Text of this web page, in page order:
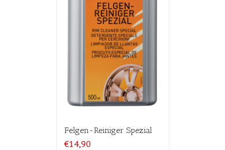
Felgen-Reiniger Spezial
€14,90